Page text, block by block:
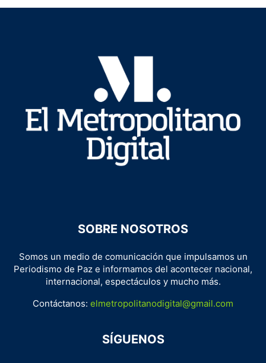
SOBRE NOSOTROS
Somos un medio de comunicación que impulsamos un
Periodismo de Paz e informamos del acontecer nacional,
internacional, espectáculos y mucho más.
Contáctanos: elmetropolitanodigital@gmail.com
SÍGUENOS